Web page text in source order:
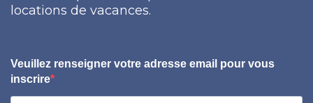
locations de vacances.
Veuillez renseigner votre adresse email pour vous
inscrire